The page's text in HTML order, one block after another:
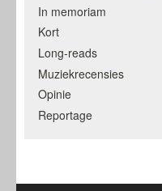
In memoriam
Kort
Long-reads
Muziekrecensies
Opinie
Reportage